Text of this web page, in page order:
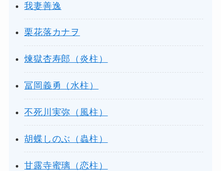
我妻善逸
栗花落カナヲ
煉獄杏寿郎（炎柱）
冨岡義勇（水柱）
不死川実弥（風柱）
胡蝶しのぶ（蟲柱）
甘露寺蜜璃（恋柱）